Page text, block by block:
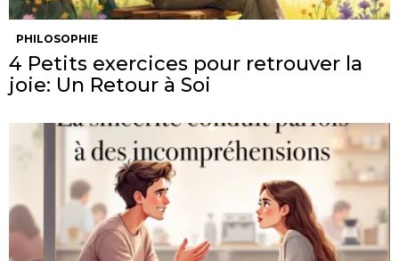
PHILOSOPHIE
4 Petits exercices pour retrouver la
joie: Un Retour à Soi